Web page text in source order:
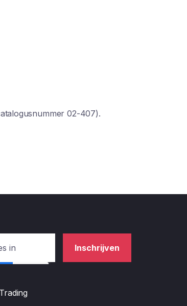
02-407).
Inschrijven